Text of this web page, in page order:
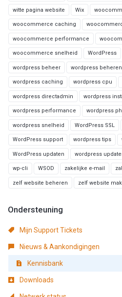
witte pagina website Wix
woocommerce caching
woocommerce performance
woocommerce snelheid WordPress
wordpress beheer wordpress beheren
wordpress caching wordpress cpu
wordpress directadmin wordpress
wordpress performance wordpress
wordpress snelheid WordPress SSL
WordPress support wordpress tips
WordPress updaten wordpress
wp-cli WSOD zakelijke e-mail
zelf website beheren zelf website
Ondersteuning
Mijn Support Tickets
Nieuws & Aankondigingen
Kennisbank
Downloads